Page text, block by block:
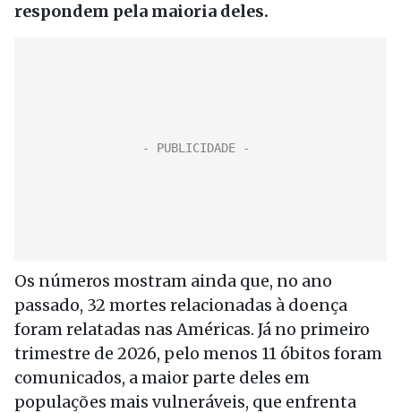
respondem pela maioria deles.
Os números mostram ainda que, no ano
passado, 32 mortes relacionadas à doença
foram relatadas nas Américas. Já no primeiro
trimestre de 2026, pelo menos 11 óbitos foram
comunicados, a maior parte deles em
populações mais vulneráveis, que enfrenta